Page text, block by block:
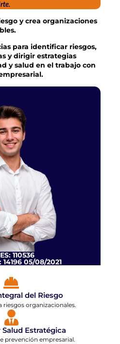
y crea organizaciones
para identificar riesgos,
y dirigir estrategias
y salud en el trabajo con
110536
05/08/2021
del Riesgo
riesgos organizacionales.
Estratégica
prevención empresarial.